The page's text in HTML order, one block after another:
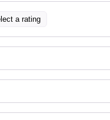
a rating